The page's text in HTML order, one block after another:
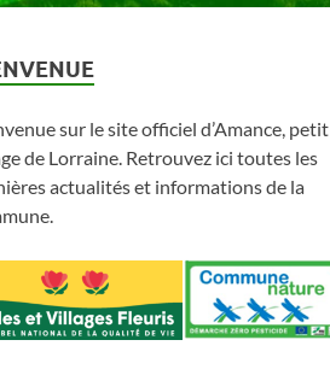
sur le site officiel d’Amance, petit
de Lorraine. Retrouvez ici toutes les
actualités et informations de la